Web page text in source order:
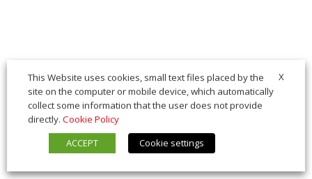
X
This Website uses cookies, small text files placed by the
site on the computer or mobile device, which automatically
collect some information that the user does not provide
directly. Cookie Policy
ACCEPT
Cookie settings